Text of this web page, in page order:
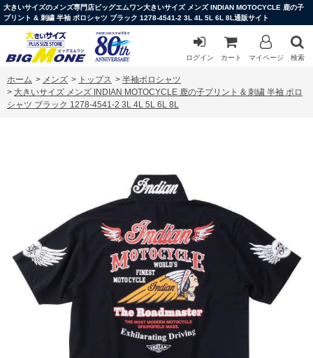
大きいサイズのメンズ専門店ビッグエムワン大きいサイズ メンズ INDIAN MOTOCYCLE 鹿の子
プリント & 刺繍 半袖 ポロシャツ ブラック 1278-4541-2 3L 4L 5L 6L 8L通販サイト
ログイン カート マイページ 検索
ホーム > メンズ > トップス > 半袖ポロシャツ
> 大きいサイズ メンズ INDIAN MOTOCYCLE 鹿の子プリント & 刺繍 半袖 ポロ
シャツ ブラック 1278-4541-2 3L 4L 5L 6L 8L